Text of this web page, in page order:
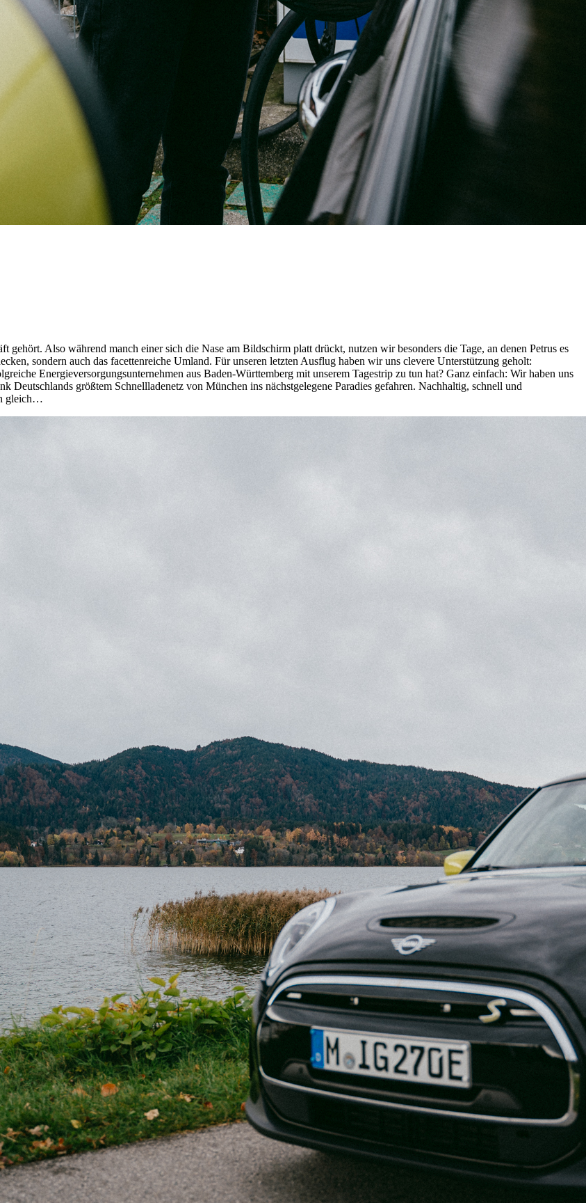
gehört. Also während manch einer sich die Nase am Bildschirm platt drückt, nutzen wir besonders die Tage, an denen Petrus es
sondern auch das facettenreiche Umland. Für unseren letzten Ausflug haben wir uns clevere Unterstützung geholt:
Energieversorgungsunternehmen aus Baden-Württemberg mit unserem Tagestrip zu tun hat? Ganz einfach: Wir haben uns
größtem Schnellladenetz von München ins nächstgelegene Paradies gefahren. Nachhaltig, schnell und
gleich…